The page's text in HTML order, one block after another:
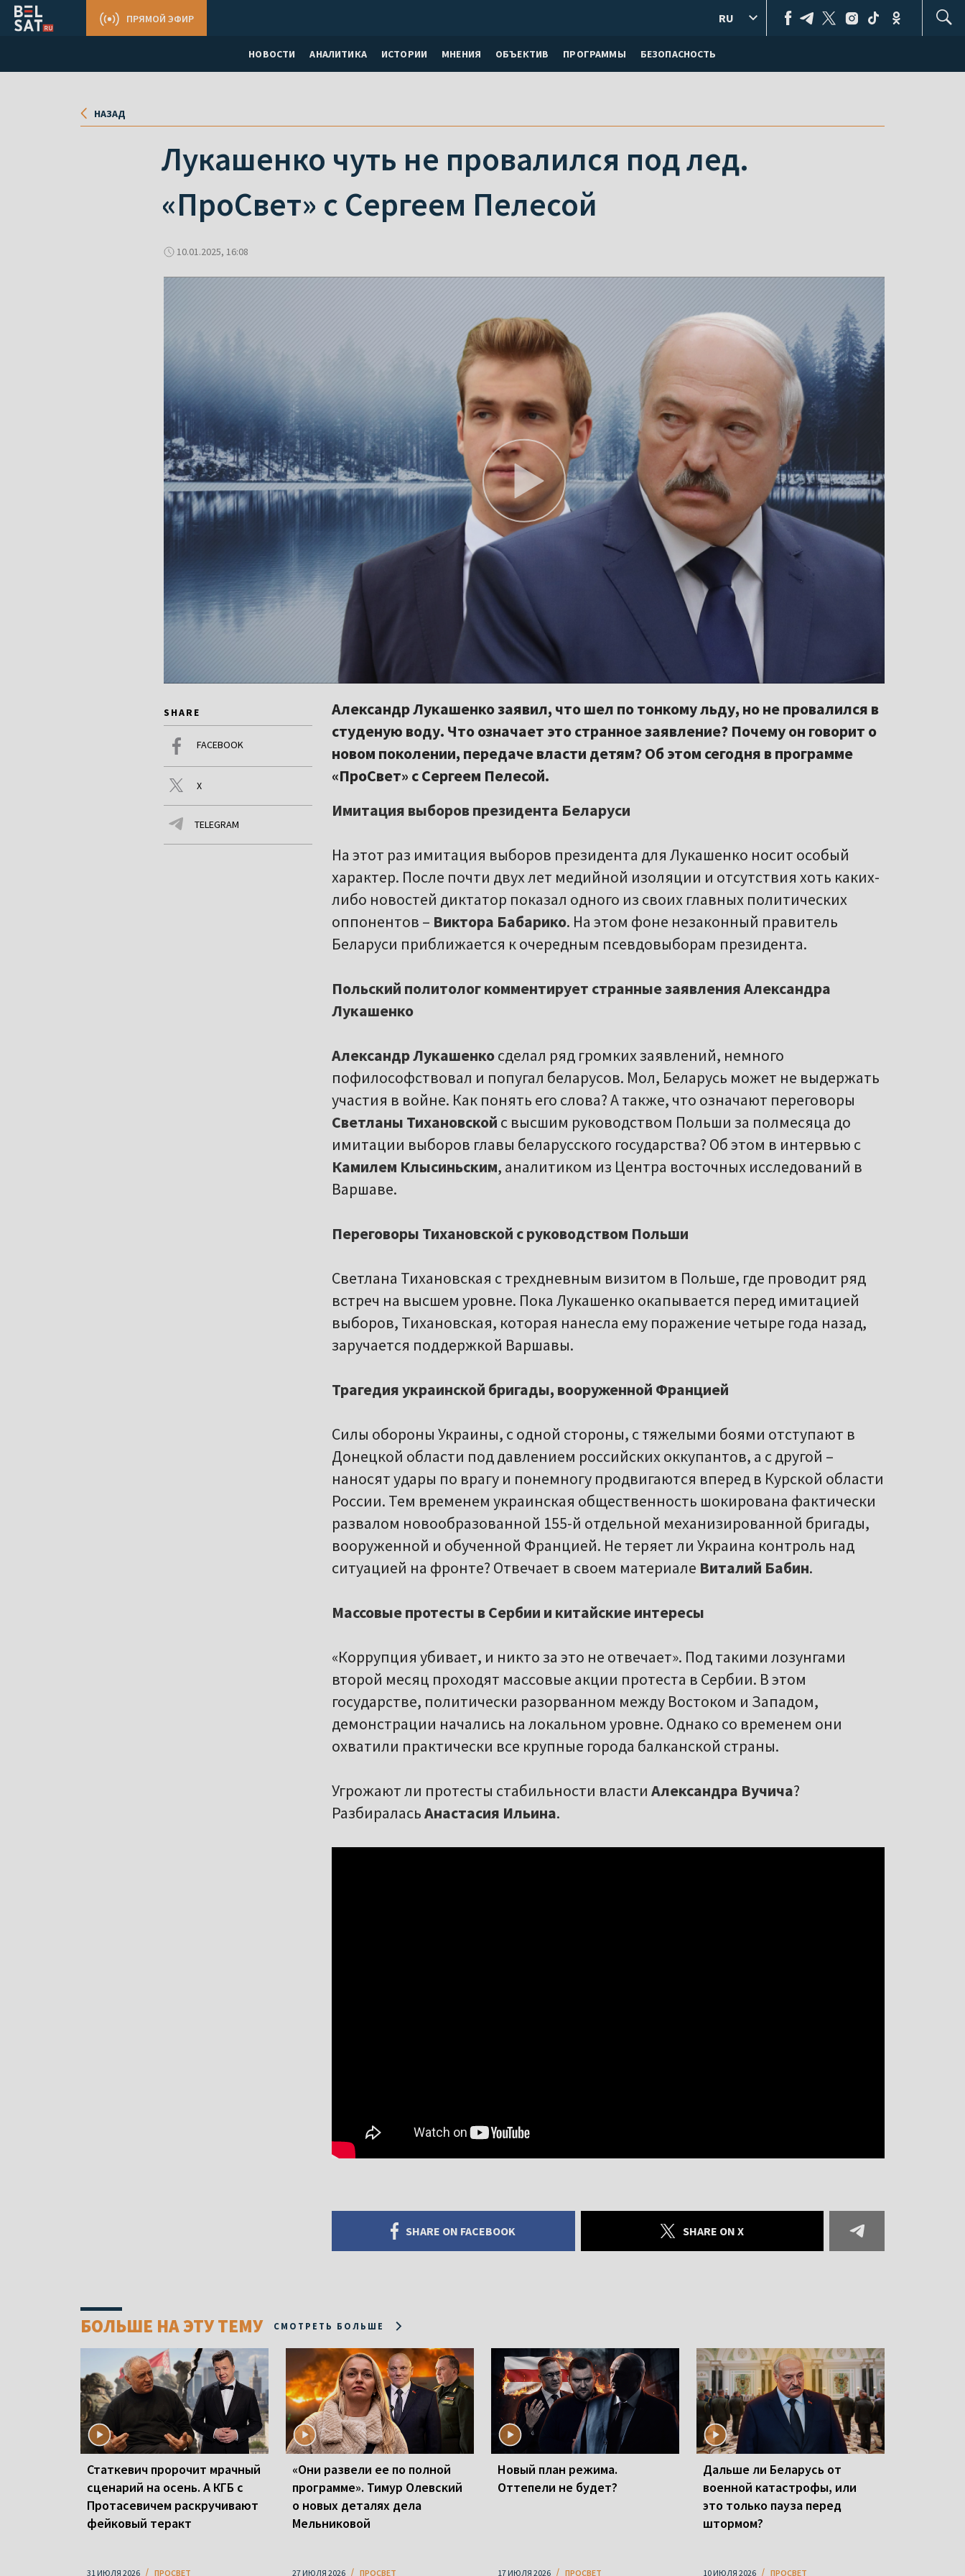
НОВОСТИ АНАЛИТИКА ИСТОРИИ МНЕНИЯ ОБЪЕКТИВ ПРОГРАММЫ БЕЗОПАСНОСТЬ
ПРЯМОЙ ЭФИР RU
НАЗАД
Лукашенко чуть не провалился под лед.
«ПроСвет» с Сергеем Пелесой
10.01.2025, 16:08
SHARE
FACEBOOK
X
TELEGRAM
Александр Лукашенко заявил, что шел по тонкому льду, но не провалился в
студеную воду. Что означает это странное заявление? Почему он говорит о
новом поколении, передаче власти детям? Об этом сегодня в программе
«ПроСвет» с Сергеем Пелесой.
Имитация выборов президента Беларуси
На этот раз имитация выборов президента для Лукашенко носит особый
характер. После почти двух лет медийной изоляции и отсутствия хоть каких-
либо новостей диктатор показал одного из своих главных политических
оппонентов – Виктора Бабарико. На этом фоне незаконный правитель
Беларуси приближается к очередным псевдовыборам президента.
Польский политолог комментирует странные заявления Александра
Лукашенко
Александр Лукашенкосделал ряд громких заявлений, немного
пофилософствовал и попугал беларусов. Мол, Беларусь может не выдержать
участия в войне. Как понять его слова? А также, что означают переговоры
Светланы Тихановской с высшим руководством Польши за полмесяца до
имитации выборов главы беларусского государства? Об этом в интервью с
Камилем Клысиньским, аналитиком из Центра восточных исследований в
Варшаве.
Переговоры Тихановской с руководством Польши
Светлана Тихановская с трехдневным визитом в Польше, где проводит ряд
встреч на высшем уровне. Пока Лукашенко окапывается перед имитацией
выборов, Тихановская, которая нанесла ему поражение четыре года назад,
заручается поддержкой Варшавы.
Трагедия украинской бригады, вооруженной Францией
Силы обороны Украины, с одной стороны, с тяжелыми боями отступают в
Донецкой области под давлением российских оккупантов, а с другой –
наносят удары по врагу и понемногу продвигаются вперед в Курской области
России. Тем временем украинская общественность шокирована фактически
развалом новообразованной 155-й отдельной механизированной бригады,
вооруженной и обученной Францией. Не теряет ли Украина контроль над
ситуацией на фронте? Отвечает в своем материале Виталий Бабин.
Массовые протесты в Сербии и китайские интересы
«Коррупция убивает, и никто за это не отвечает». Под такими лозунгами
второй месяц проходят массовые акции протеста в Сербии. В этом
государстве, политически разорванном между Востоком и Западом,
демонстрации начались на локальном уровне. Однако со временем они
охватили практически все крупные города балканской страны.
Угрожают ли протесты стабильности власти Александра Вучича?
РазбираласьАнастасия Ильина.
SHARE ON FACEBOOK SHARE ON X
БОЛЬШЕ НА ЭТУ ТЕМУ СМОТРЕТЬ БОЛЬШЕ
Статкевич пророчит мрачный
сценарий на осень. А КГБ с
Протасевичем раскручивают
фейковый теракт
31 ИЮЛЯ 2026 ПРОСВЕТ
«Они развели ее по полной
программе». Тимур Олевский
о новых деталях дела
Мельниковой
27 ИЮЛЯ 2026 ПРОСВЕТ
Новый план режима.
Оттепели не будет?
17 ИЮЛЯ 2026 ПРОСВЕТ
Дальше ли Беларусь от
военной катастрофы, или
это только пауза перед
штормом?
10 ИЮЛЯ 2026 ПРОСВЕТ